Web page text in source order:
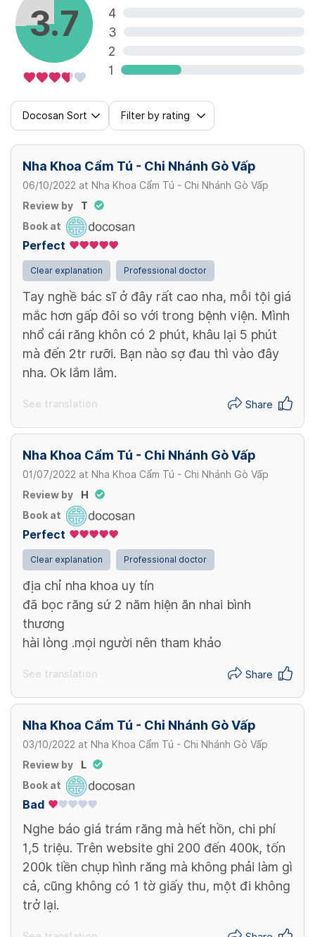
Hàm tạm cố định trên 6 trụ
15,000,000 VND/ hàm
Hàm nhựa cơ bản trên 4 trụ (răng nhựa
40,000,000 VND/ hàm
Hàm nhựa cơ bản trên 6 trụ (răng nhựa
cường lực)
60,000,000 VND/ hàm
3.7
4
3
2
1
Docosan Sort Filter by rating
Nha Khoa Cẩm Tú - Chi Nhánh Gò Vấp
06/10/2022 at Nha Khoa Cẩm Tú - Chi Nhánh Gò Vấp
Review by
T
Book at
Perfect
Clear explanation Professional doctor
Tay nghề bác sĩ ở đây rất cao nha, mỗi tội giá
mắc hơn gấp đôi so với trong bệnh viện. Mình
nhổ cái răng khôn có 2 phút, khâu lại 5 phút
mà đến 2tr rưỡi. Bạn nào sợ đau thì vào đây
nha. Ok lắm lắm.
See translation Share
Nha Khoa Cẩm Tú - Chi Nhánh Gò Vấp
01/07/2022 at Nha Khoa Cẩm Tú - Chi Nhánh Gò Vấp
Review by
H
Book at
Perfect
Clear explanation Professional doctor
địa chỉ nha khoa uy tín
đã bọc răng sứ 2 năm hiện ăn nhai bình
thương
hài lòng .mọi người nên tham khảo
See translation Share
Nha Khoa Cẩm Tú - Chi Nhánh Gò Vấp
03/10/2022 at Nha Khoa Cẩm Tú - Chi Nhánh Gò Vấp
Review by
L
Book at
Bad
Nghe báo giá trám răng mà hết hồn, chi phí
1,5 triệu. Trên website ghi 200 đến 400k, tốn
200k tiền chụp hình răng mà không phải làm gì
cả, cũng không có 1 tờ giấy thu, một đi không
trở lại.